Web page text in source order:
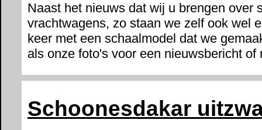
Naast het nieuws dat wij u brengen over
vrachtwagens, zo staan we zelf ook wel
keer met een schaalmodel dat we
als onze foto's voor een nieuwsbericht
Schoonesdakar